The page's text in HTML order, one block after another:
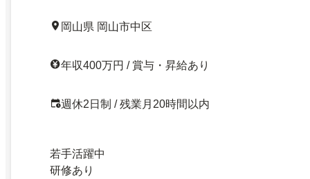
岡山県 岡山市中区
年収400万円 / 賞与・昇給あり
週休2日制 / 残業月20時間以内
若手活躍中
研修あり